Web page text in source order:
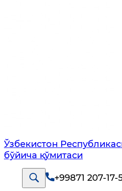
Ўзбекистон
бўйича қўмитаси
+99871 207-